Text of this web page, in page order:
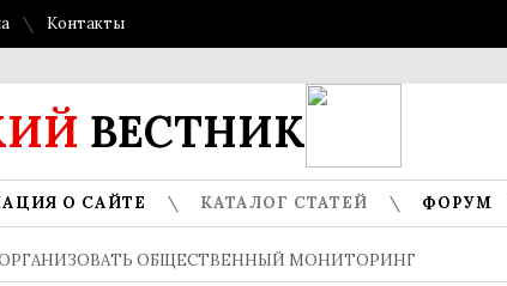
Контакты
ВЕСТНИК
О САЙТЕ КАТАЛОГ СТАТЕЙ ФОРУМ
ОРГАНИЗОВАТЬ ОБЩЕСТВЕННЫЙ МОНИТОРИНГ